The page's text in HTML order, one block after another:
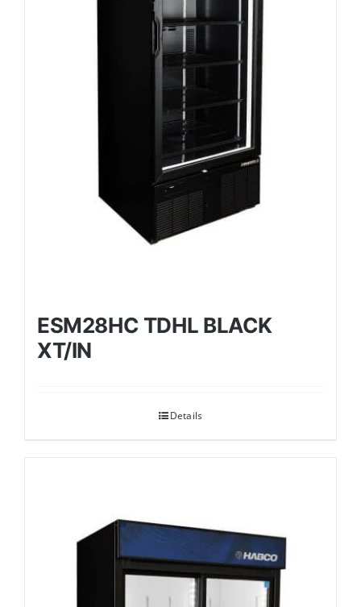
ESM28HC TDHL BLACK
XT/IN
Details